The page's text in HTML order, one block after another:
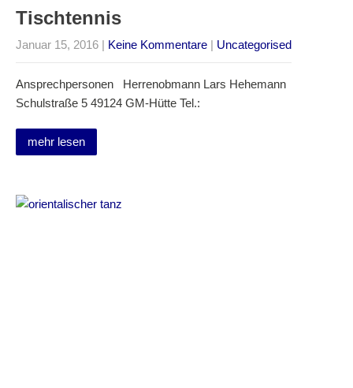
Tischtennis
Januar 15, 2016 | Keine Kommentare | Uncategorised
Ansprechpersonen Herrenobmann Lars Hehemann
Schulstraße 5 49124 GM-Hütte Tel.:
mehr lesen